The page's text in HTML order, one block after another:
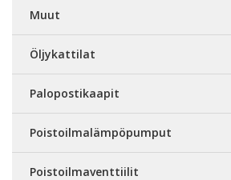
Muut
Öljykattilat
Palopostikaapit
Poistoilmalämpöpumput
Poistoilmaventtiilit